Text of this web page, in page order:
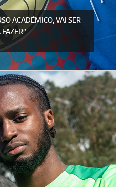
ACADÉMICO, VAI SER